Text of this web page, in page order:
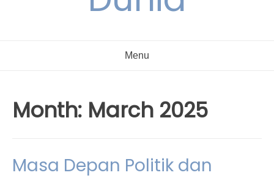
Menu
Month: March 2025
Masa Depan Politik dan